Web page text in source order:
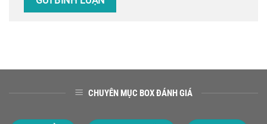
CHUYÊN MỤC BOX ĐÁNH GIÁ